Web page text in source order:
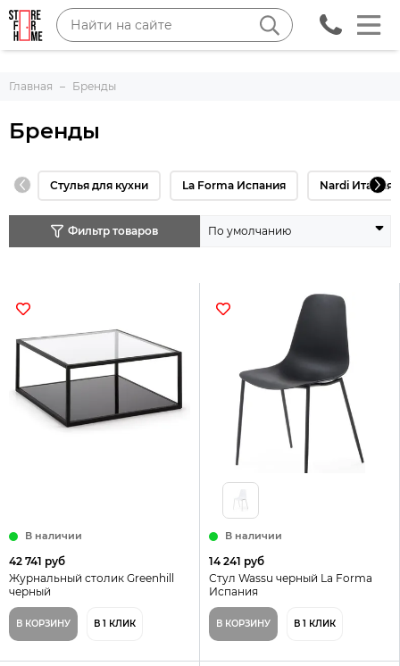
Главная Бренды
Бренды
Стулья для кухни La Forma Испания Nardi Италия
Фильтр товаров
В наличии
42 741 руб
Журнальный столик Greenhill
черный
В КОРЗИНУ В 1 КЛИК
В наличии
14 241 руб
Стул Wassu черный La Forma
Испания
В КОРЗИНУ В 1 КЛИК